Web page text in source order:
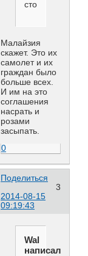
сторон.
Малайзия
скажет. Это их
самолет и их
граждан было
больше всех.
И им на это
соглашения
насрать и
розами
засыпать.
0
Поделиться
3
2014-08-15
09:19:43
Wal
написал(а):